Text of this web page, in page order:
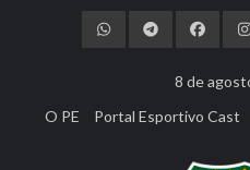
8 de
O PE
Portal Esportivo Cast